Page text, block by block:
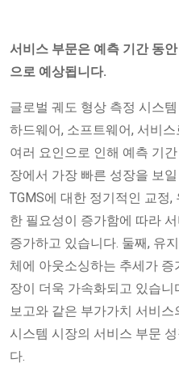
서비스 부문은 예측 기간 동
으로 예상됩니다.
글로벌 궤도 형상 측정 시스
하드웨어, 소프트웨어, 서비
여러 요인으로 인해 예측 기
장에서 가장 빠른 성장을 보
TGMS에 대한 정기적인 교정
한 필요성이 증가함에 따라
증가하고 있습니다. 둘째, 유
체에 아웃소싱하는 추세가
장이 더욱 가속화되고 있습니
보고와 같은 부가가치 서비
시스템 시장의 서비스 부문
다.